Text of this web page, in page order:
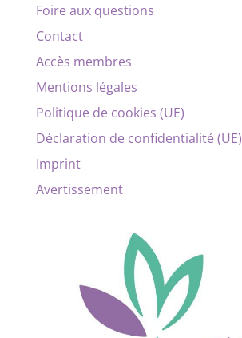
Foire aux questions
Contact
Accès membres
Mentions légales
Politique de cookies (UE)
Déclaration de confidentialité (UE)
Imprint
Avertissement